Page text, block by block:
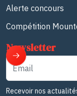
Alerte concours
Compétition
Newsletter
Email
Recevoir nos